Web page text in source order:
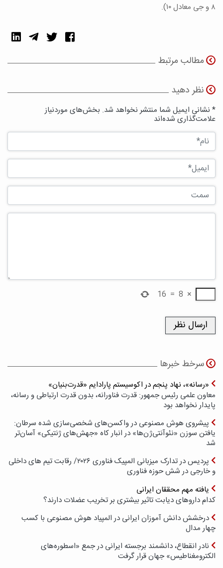
۸ و جی معادل ۱۰).
مطالب مرتبط
نظر دهید
* نشانی ایمیل شما منتشر نخواهد شد. بخش‌های موردنیاز
علامت‌گذاری شده‌اند
×
8
=
16
سرخط خبرها
«رسانه»، نهاد پنجم در اکوسیستم پارادایم «قدرت‌بنیان»
معاون علمی رئیس جمهور: قدرت فناورانه، بدون قدرت ارتباطی و رسانه،
پایدار نخواهد بود
پیشروی هوش مصنوعی در واکسن‌های شخصی‌سازی شده سرطان:
یافتن سوزن «نئوآنتی‌ژن‌ها» در انبار کاه «جهش‌های ژنتیکی» آسان‌تر
شد
پردیس در تدارک میزبانی المپیک فناوری ۲۰۲۶/ رقابت تیم های داخلی
و خارجی در شش حوزه فناوری
یافته مهم محققان ایرانی
کدام داروهای دیابت تاثیر بیشتری بر تخریب عضلات دارند؟
درخشش دانش آموزان ایرانی در المپیاد هوش مصنوعی با کسب
چهار مدال
نادر انقطاع، دانشمند برجسته ایرانی در جمع «اسطوره‌های
الکترومغناطیس» جهان قرار گرفت